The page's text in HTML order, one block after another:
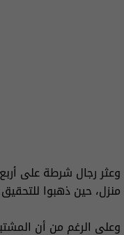
وعثر رجال شرطة على
منزل، حين ⁠ذهبوا
وعلى الرغم من أن